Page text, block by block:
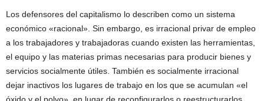
Los defensores del capitalismo lo describen como un sistema
económico «racional». Sin embargo, es irracional privar de empleo
a los trabajadores y trabajadoras cuando existen las herramientas,
el equipo y las materias primas necesarias para producir bienes y
servicios socialmente útiles. También es socialmente irracional
dejar inactivos los lugares de trabajo en los que se acumulan «el